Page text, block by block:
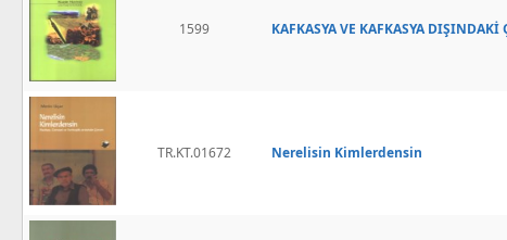
1599 KAFKASYA VE KAFKASYA DIŞINDAKİ
TR.KT.01672 Nerelisin Kimlerdensin